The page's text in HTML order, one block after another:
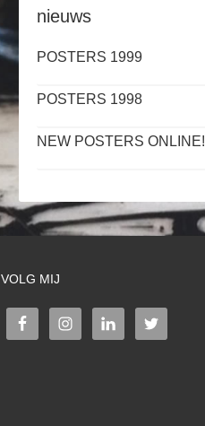
nieuws
POSTERS 1999
POSTERS 1998
NEW POSTERS ONLINE!
VOLG MIJ